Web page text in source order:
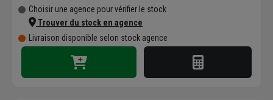
Choisir une agence pour vérifier le stock
Trouver du stock en agence
Livraison disponible selon stock agence